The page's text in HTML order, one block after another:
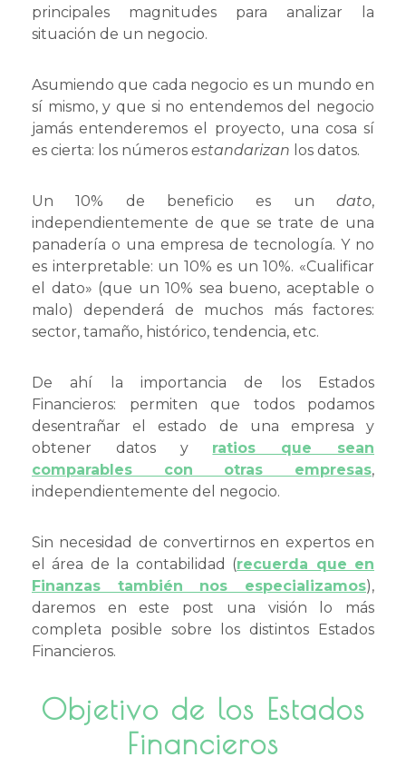
principales magnitudes para analizar la
situación de un negocio.
Asumiendo que cada negocio es un mundo en
sí mismo, y que si no entendemos del negocio
jamás entenderemos el proyecto, una cosa sí
es cierta: los números estandarizan los datos.
Un 10% de beneficio es un dato,
independientemente de que se trate de una
panadería o una empresa de tecnología. Y no
es interpretable: un 10% es un 10%. «Cualificar
el dato» (que un 10% sea bueno, aceptable o
malo) dependerá de muchos más factores:
sector, tamaño, histórico, tendencia, etc.
De ahí la importancia de los Estados
Financieros: permiten que todos podamos
desentrañar el estado de una empresa y
obtener datos y ratios que sean
comparables con otras empresas,
independientemente del negocio.
Sin necesidad de convertirnos en expertos en
el área de la contabilidad (recuerda que en
Finanzas también nos especializamos),
daremos en este post una visión lo más
completa posible sobre los distintos Estados
Financieros.
Objetivo de los Estados
Financieros